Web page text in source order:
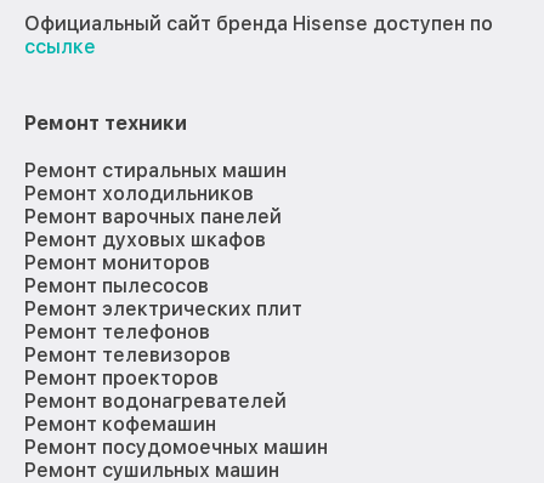
Официальный сайт бренда Hisense доступен по
ссылке
Ремонт техники
Ремонт стиральных машин
Ремонт холодильников
Ремонт варочных панелей
Ремонт духовых шкафов
Ремонт мониторов
Ремонт пылесосов
Ремонт электрических плит
Ремонт телефонов
Ремонт телевизоров
Ремонт проекторов
Ремонт водонагревателей
Ремонт кофемашин
Ремонт посудомоечных машин
Ремонт сушильных машин